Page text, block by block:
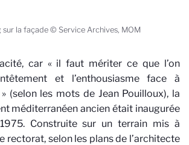
sur la façade © Service Archives, MOM
car « il faut mériter ce que l’on
et l’enthousiasme face à
(selon les mots de Jean Pouilloux), la
méditerranéen ancien était inaugurée
Construite sur un terrain mis à
rectorat, selon les plans de l’architecte